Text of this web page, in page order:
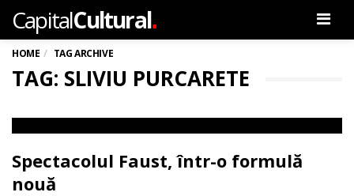
CapitalCultural.
HOME TAG ARCHIVE
TAG: SLIVIU PURCARETE
Spectacolul Faust, într-o formulă
nouă